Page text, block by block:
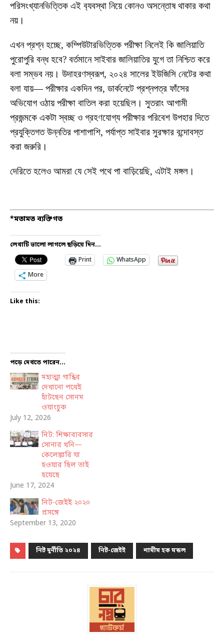
পরিসংখ্যানভিত্তিক এই ব‍্যবস্থা নিয়ে কোনও অসন্তোষ থাকার কথা
নয়।
এখন প্রশ্ন হচ্ছে, কম্পিউটারভিত্তিক পরীক্ষা নিলেই কি জালিয়াতি
পুরোপুরি বন্ধ হবে? বর্তমানে সাইবার জালিয়াতির যুগে তা নিশ্চিত করে
বলা সম্ভব নয়। উদাহরণস্বরূপ, ২০২৪ সালের ইউজিসি নেটের কথা
বলা যায়— পরীক্ষার একদিন পর, ডার্কনেটে প্রশ্নপত্র ফাঁসের
অভিযোগ ওঠায় পরীক্ষা বাতিল করা হয়েছিল। সুতরাং আগামী
প্রজন্মকে একটা স্বচ্ছ ও গ্রহণযোগ্য পরীক্ষার পরিবেশ উপহার দিতে
প্রযুক্তিগত উন্নতির পাশাপাশি, পর্যাপ্ত সাইবার সুরক্ষার বন্দোবস্ত
করা জরুরি।
দেরিতে হলেও আমরা যে সেই পথে পা বাড়িয়েছি, এটাই মঙ্গল।
*মতামত ব্যক্তিগত
লেখাটি ভালো লাগলে ছড়িয়ে দিন...
Print
WhatsApp
More
Like this:
পড়ে দেখতে পারেন...
মহাত্মা গান্ধির
দেখানো পথেই
হাঁটছেন সোনম
ওয়াংচুক
July 12, 2026
নিট: শিক্ষাব্যবসার
সোনার খনি—
কেলেঙ্কারি যা
হওয়ার ছিল তাই
হয়েছে
June 17, 2024
নিট-জেইই ২০২০
প্রসঙ্গে
September 13, 2020
নিট দুর্নীতি ২০২৪ নিট-জেইই শামীম হক মন্ডল